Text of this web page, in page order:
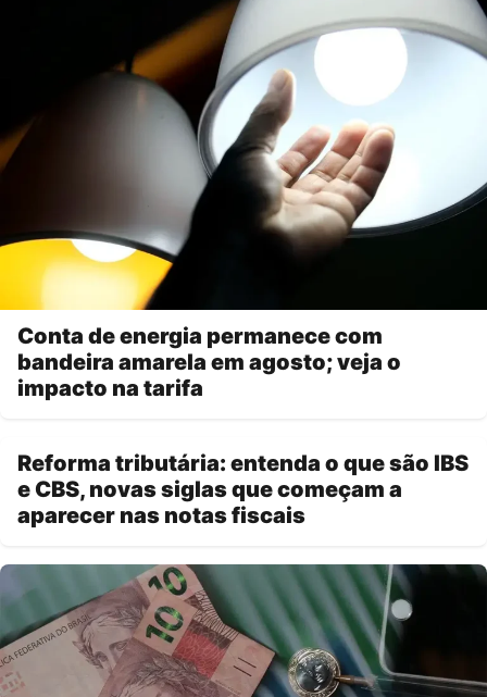
Conta de energia permanece com
bandeira amarela em agosto; veja o
impacto na tarifa
Reforma tributária: entenda o que são IBS
e CBS, novas siglas que começam a
aparecer nas notas fiscais